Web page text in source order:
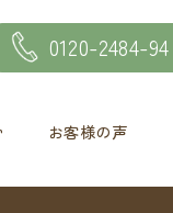
0120-2484-94
お客様の声